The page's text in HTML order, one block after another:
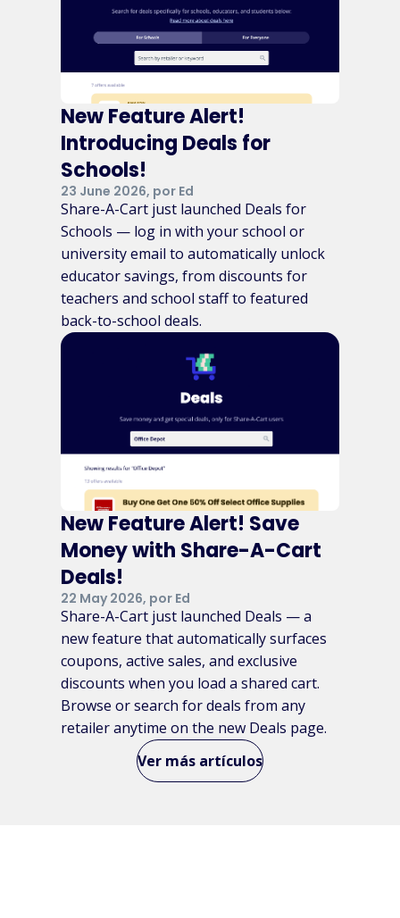
New Feature Alert!
Introducing Deals for
Schools!
23 June 2026, por Ed
Share-A-Cart just launched Deals for
Schools — log in with your school or
university email to automatically unlock
educator savings, from discounts for
teachers and school staff to featured
back-to-school deals.
New Feature Alert! Save
Money with Share-A-Cart
Deals!
22 May 2026, por Ed
Share-A-Cart just launched Deals — a
new feature that automatically surfaces
coupons, active sales, and exclusive
discounts when you load a shared cart.
Browse or search for deals from any
retailer anytime on the new Deals page.
Ver más artículos